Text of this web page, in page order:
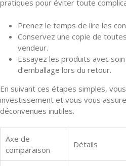
pratiques pour éviter toute
Prenez le temps de lire les
Conservez une copie de
vendeur.
Essayez les produits avec
d’emballage lors du retour.
En suivant ces étapes simples,
investissement et vous vous
déconvenues inutiles.
Axe de
comparaison
Détails